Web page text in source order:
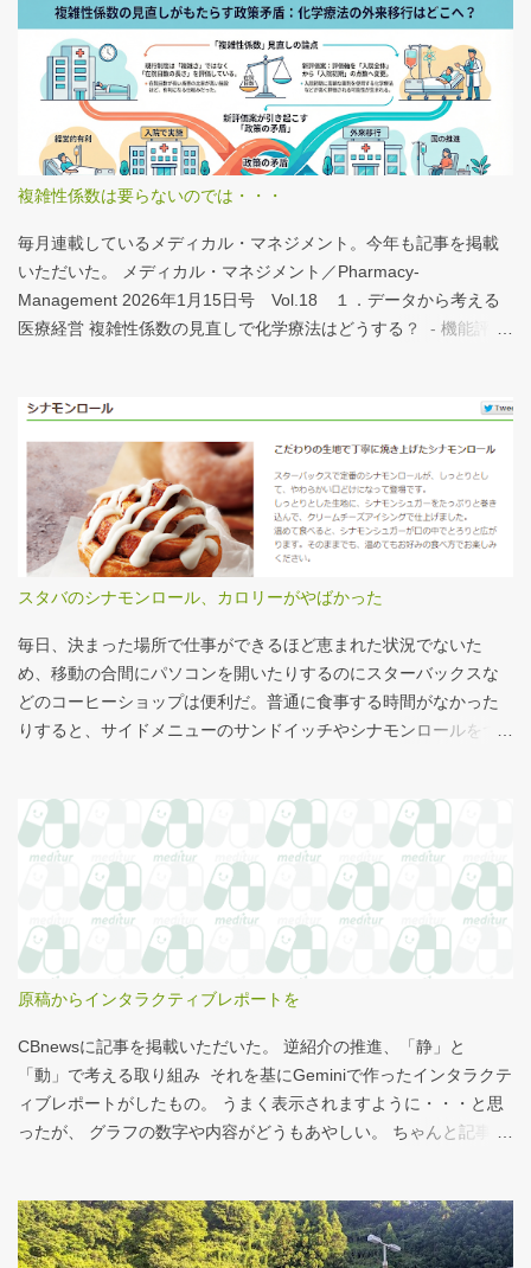
は、医業情報ダイジェストの記事をお読みください！なのだが、
分析結果の一例は下のグラフ。 病床機能報告（2023年度報告）を
基に作成 ※救急救命士の人数は常勤・非常勤（常勤換算）の合
計。人数が0人の施設は集計に含まない この施設は何人いるんだろ
う？、あの施設は何人だろう？と見てみるだけでも十分興味深い
が、上のグラフのような情報が頭に入っていると、比較整理しや
する。立派な建物がある。武蔵国府の国司館（こくしのたち）を
復元したものだ。写真だけでは、大きさが分かりづらいはずだ。
今月訪れた武蔵国府跡 実際には10分の1サイズの模型なので、そ
れほど大きくない。人が一緒に写っている新聞記事（ （まちの記
憶）武蔵国府跡 東京都府中市：朝日新聞デジタル ）を見れば、
い。平均値で見ても情報は十分でないかもしれない。しかし、ヒ
ストグラムなどをあわせて見れば、相対的なポジションが分かり
やすい。朝日新聞の記事は、人が一緒に写っているので大きさを
把握しやすい。 そういえば、大きさ比較でタバコの箱を横に並べ
るのって、最近見かけないなぁ・・・。このご時世、タバコはNG
なのか？？
複雑性係数は要らないのでは・・・
毎月連載しているメディカル・マネジメント。今年も記事を掲載
いただいた。 メディカル・マネジメント／Pharmacy-
Management 2026年1月15日号 Vol.18 １．データから考える
医療経営 複雑性係数の見直しで化学療法はどうする？ - 機能評価
は微妙だ・・・と言い続けて10数年、ようやく見直されるよう
だ。ただ、その見直し内容も微妙では？？？というのが記事の主
旨。 AIにまとめさせるとこんな感じ。 日頃、各方面から「話が長
い」と言われているので、自分が話すよりAIが話した方がよいと
言われるのは時間の問題だろう。
スタバのシナモンロール、カロリーがやばかった
毎日、決まった場所で仕事ができるほど恵まれた状況でないた
め、移動の合間にパソコンを開いたりするのにスターバックスな
どのコーヒーショップは便利だ。普通に食事する時間がなかった
りすると、サイドメニューのサンドイッチやシナモンロールをつ
気になっていた。お腹の肉がだいぶたるんできたのは、こいつの
せいもあるのではないかと。 シナモンロール 556kcal 出所：
http://www.starbucks.co.jp/allergy/pdf/allergen-food.pdf 調べてビ
ビった。これはまずい。下手な食事以上のカロリーだ。 この
556kcalがどのくらいヤバイのか、スターバックス以上に良く行く
マクドナルドで考えてみる。（ちなみにマクドナルドは食事目的
とカロリーがほぼ同じもの（530kcal～580kcal）を次のマクドナ
ルド商品から２つ選んでください ハンバーガー ビッグマック ダブ
ルクォーターパウンダー・チーズ フィレオフィッシュ てりやきマ
ックバーガー マックフライポテト（S) マックフライポテト（M)
マックフライポテト（L) 正解は続きで。
原稿からインタラクティブレポートを
CBnewsに記事を掲載いただいた。 逆紹介の推進、「静」と
「動」で考える取り組み それを基にGeminiで作ったインタラクテ
ィブレポートがしたもの。 うまく表示されますように・・・と思
ったが、 グラフの数字や内容がどうもあやしい。 ちゃんと記事を
みの比較 患者の視点 解決策 なぜ「逆紹介」が重要なのか？ 医師
の働き方改革が進む中、大病院の外来負担軽減は喫緊の課題で